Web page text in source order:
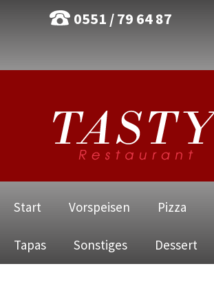
0551 / 79 64 87
überspringen
Start Vorspeisen Pizza
Tapas Sonstiges Dessert